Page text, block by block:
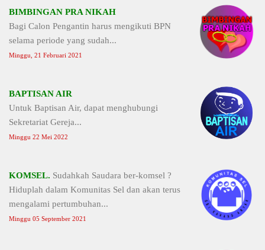
BIMBINGAN PRA NIKAH
Bagi Calon Pengantin harus mengikuti BPN
selama periode yang sudah...
Minggu, 21 Februari 2021
BAPTISAN AIR
Untuk Baptisan Air, dapat menghubungi
Sekretariat Gereja...
Minggu 22 Mei 2022
KOMSEL. Sudahkah Saudara ber-komsel ?
Hiduplah dalam Komunitas Sel dan akan terus
mengalami pertumbuhan...
Minggu 05 September 2021